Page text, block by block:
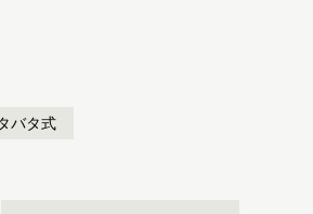
バタ式